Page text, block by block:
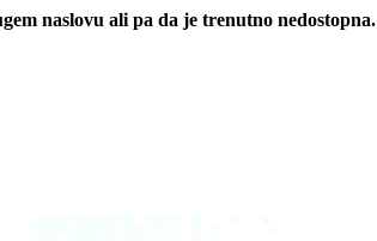
naslovu ali pa da je trenutno nedostopna.